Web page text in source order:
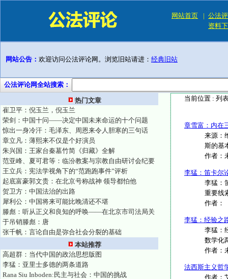
网站首页 | 公法
资料
网站公告： 欢迎访问公法评论网。浏览旧站请进： 经典旧站
公法评论网全站搜索：
热门文章
崔卫平：倪玉兰，倪玉兰
荣剑：中国十问——决定中国未来命运的十个问题
惊出一身冷汗：毛泽东、周恩来令人胆寒的三句话
章立凡：薄熙来不仅是个好演员
朱兴国：王家台秦墓竹简《归藏》全解
范亚峰、夏可君等：临汾教案与宗教自由研讨会纪要
王立兵：宪法学视角下的“范跑跑事件”评析
起底富豪郭文贵：在北京号称战神 领导都怕他
贺卫方：中国法治的出路
犀利公：中国将来可能比晚清还不堪
滕彪：听从正义和良知的呼唤——在北京市司法局关
于吊销滕彪：唐
张千帆：言论自由是弥合社会分裂的基础
本站推荐
高超群：当代中国的政治思想版图
李猛：亚里士多德的两条道路
Rana Siu Inboden:民主与社会：中国的挑战
当前位置 : 列
章雪富：内在
来源：
斯的基
作者：
李猛：笛卡尔
李猛：
重要线
作者：
李猛：经验之
李猛：
数学化
作者：
法西斯主义哲
作者：